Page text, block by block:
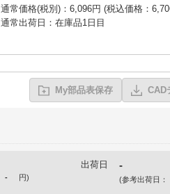
通常価格(税別)： 6,096円 (税込価格：
通常出荷日：在庫品1日目
My部品表保存 CAD
- 円)
出荷日 -
(参考出荷日：